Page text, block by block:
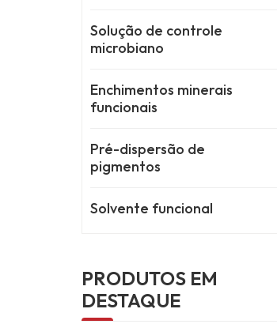
Solução de controle
microbiano
Enchimentos minerais
funcionais
Pré-dispersão de
pigmentos
Solvente funcional
PRODUTOS EM
DESTAQUE